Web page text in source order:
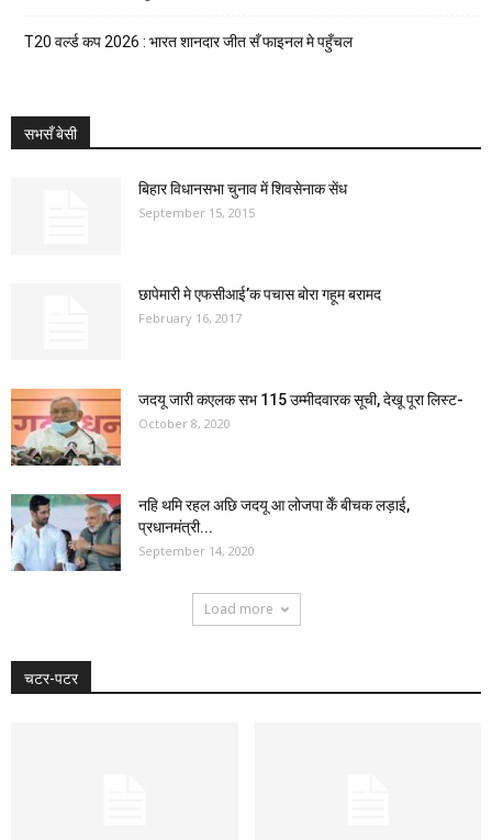
T20 वर्ल्ड कप 2026 : भारत शानदार जीत सँ फाइनल मे पहुँचल
सभसँ बेसी
बिहार विधानसभा चुनाव में शिवसेनाक सेंध
September 15, 2015
छापेमारी मे एफसीआई’क पचास बोरा गहूम बरामद
February 16, 2017
जदयू जारी कएलक सभ 115 उम्मीदवारक सूची, देखू पूरा लिस्ट-
October 8, 2020
नहि थमि रहल अछि जदयू आ लोजपा केँ बीचक लड़ाई,
प्रधानमंत्री...
September 14, 2020
Load more
चटर-पटर